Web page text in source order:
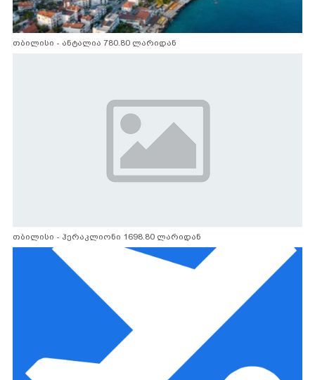
თბილისი - ანტალია 780.80 ლარიდან
თბილისი - ჰერაკლიონი 1698.80 ლარიდან